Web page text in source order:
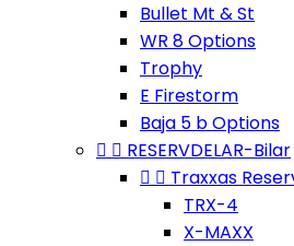
Bullet Mt & St
WR 8 Options
Trophy
E Firestorm
Baja 5 b Options
  RESERVDELAR-Bilar
  Traxxas
TRX-4
X-MAXX